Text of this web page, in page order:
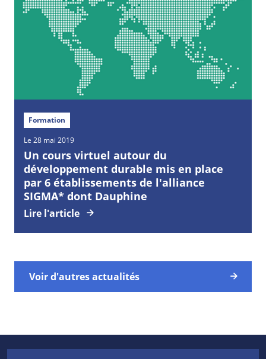
Formation
Le 28 mai 2019
Un cours virtuel autour du
développement durable mis en place
par 6 établissements de l'alliance
SIGMA* dont Dauphine
Lire l'article
Voir d'autres actualités